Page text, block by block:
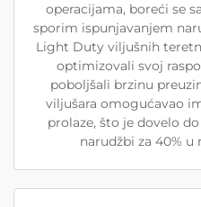
operacijama, boreći se
sporim ispunjavanjem
Light Duty viljušnih
optimizovali svoj
poboljšali brzinu
viljušara omogućavao
prolaze, što je dovelo
narudžbi za 40%